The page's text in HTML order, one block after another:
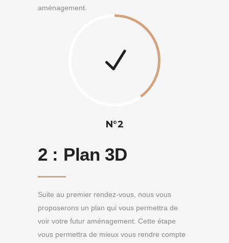
aménagement.
N°2
2 : Plan 3D
Suite au premier rendez-vous, nous vous
proposerons un plan qui vous permettra de
voir votre futur aménagement. Cette étape
vous permettra de mieux vous rendre compte